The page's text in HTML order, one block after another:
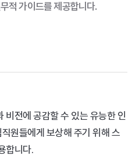
적 가이드를 제공합니다.
비전에 공감할 수 있는 유능한 인
원들에게 보상해 주기 위해 스
합니다.